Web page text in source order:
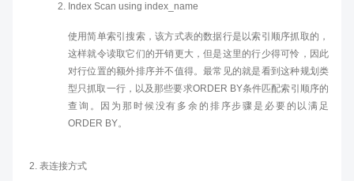
Index Scan using index_name
使用简单索引搜索，该方式表的数据行是以索引顺序抓取的，
这样就令读取它们的开销更大，但是这里的行少得可怜，因此
对行位置的额外排序并不值得。最常见的就是看到这种规划类
型只抓取一行，以及那些要求ORDER BY条件匹配索引顺序的
查询。因为那时候没有多余的排序步骤是必要的以满足
ORDER BY。
表连接方式